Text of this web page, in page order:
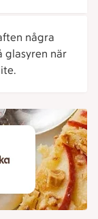
några
glasyren när